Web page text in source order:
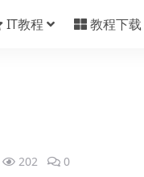
IT教程 教程下载
202 0